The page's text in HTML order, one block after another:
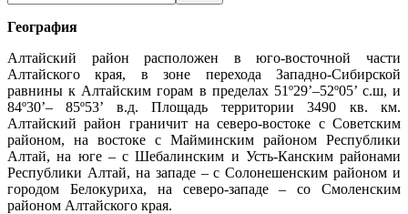
География
Алтайский район расположен в юго-восточной части
Алтайского края, в зоне перехода Западно-Сибирской
равнины к Алтайским горам в пределах 51º29’–52º05’ с.ш, и
84º30’– 85º53’ в.д. Площадь территории 3490 кв. км.
Алтайский район граничит на северо-востоке с Советским
районом, на востоке с Майминским районом Республики
Алтай, на юге – с Шебалинским и Усть-Канским районами
Республики Алтай, на западе – с Солонешенским районом и
городом Белокуриха, на северо-западе – со Смоленским
районом Алтайского края.